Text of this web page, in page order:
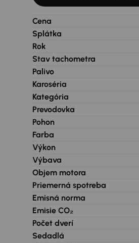
Cena
Splátka
Rok
Stav tachometra
Palivo
Karoséria
Kategória
Prevodovka
Pohon
Farba
Výkon
Výbava
Objem motora
Priemerná spotreba
Emisná norma
Emisie CO₂
Počet dverí
Sedadlá